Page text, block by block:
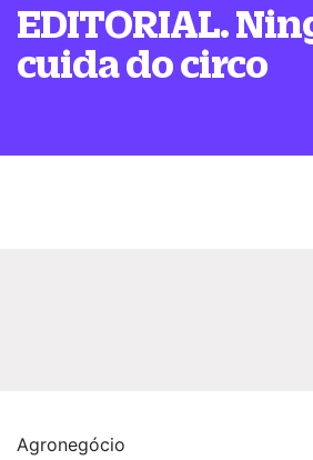
EDITORIAL.
cuida do circo
Agronegócio